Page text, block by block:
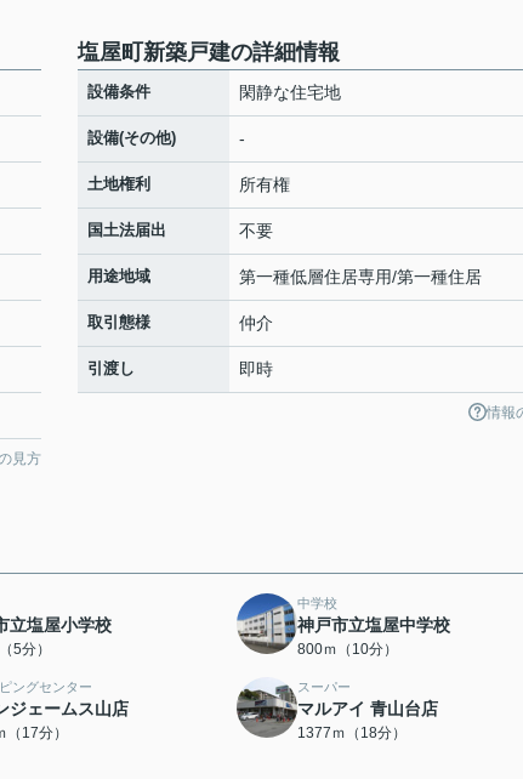
見方
塩屋町新築戸建の詳細情報
設備条件 閑静な住宅地
設備(その他) -
土地権利 所有権
国土法届出 不要
用途地域 第一種低層住居専用/第一種住居
取引態様 仲介
引渡し 即時
情報
立塩屋小学校
5分）
中学校
神戸市立塩屋中学校
800ｍ（10分）
ングセンター
ジェームス山店
（17分）
スーパー
マルアイ 青山台店
1377ｍ（18分）